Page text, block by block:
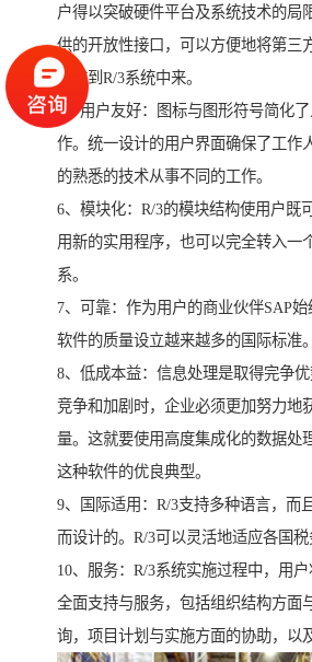
户得以突破硬件平台及系统技术的局
供的开放性接口，可以方便地将第三
集成到R/3系统中来。
5、用户友好：图标与图形符号简化
作。统一设计的用户界面确保了工作
的熟悉的技术从事不同的工作。
6、模块化：R/3的模块结构使用户既
用新的实用程序，也可以完全转入一
系。
7、可靠：作为用户的商业伙伴SAP
软件的质量设立越来越多的国际标准。
8、低成本益：信息处理是取得完争
竞争和加剧时，企业必须更加努力地
量。这就要使用高度集成化的数据处
这种软件的优良典型。
9、国际适用：R/3支持多种语言，而
而设计的。R/3可以灵活地适应各国税
10、服务：R/3系统实施过程中，用
全面支持与服务，包括组织结构方面
询，项目计划与实施方面的协助，以